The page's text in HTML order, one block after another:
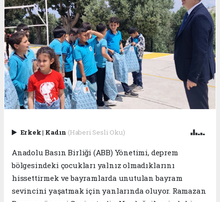
Erkek| Kadın (Haberi Sesli Oku)
Anadolu Basın Birliği (ABB) Yönetimi, deprem
bölgesindeki çocukları yalnız olmadıklarını
hissettirmek ve bayramlarda unutulan bayram
sevincini yaşatmak için yanlarında oluyor. Ramazan